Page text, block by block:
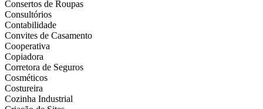
Consertos de Roupas
Consultórios
Contabilidade
Convites de Casamento
Cooperativa
Copiadora
Corretora de Seguros
Cosméticos
Costureira
Cozinha Industrial